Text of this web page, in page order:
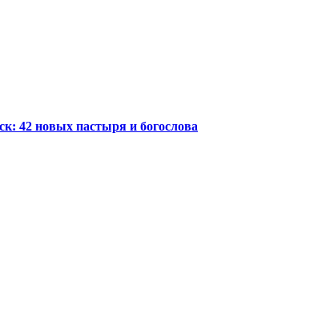
42 новых пастыря и богослова